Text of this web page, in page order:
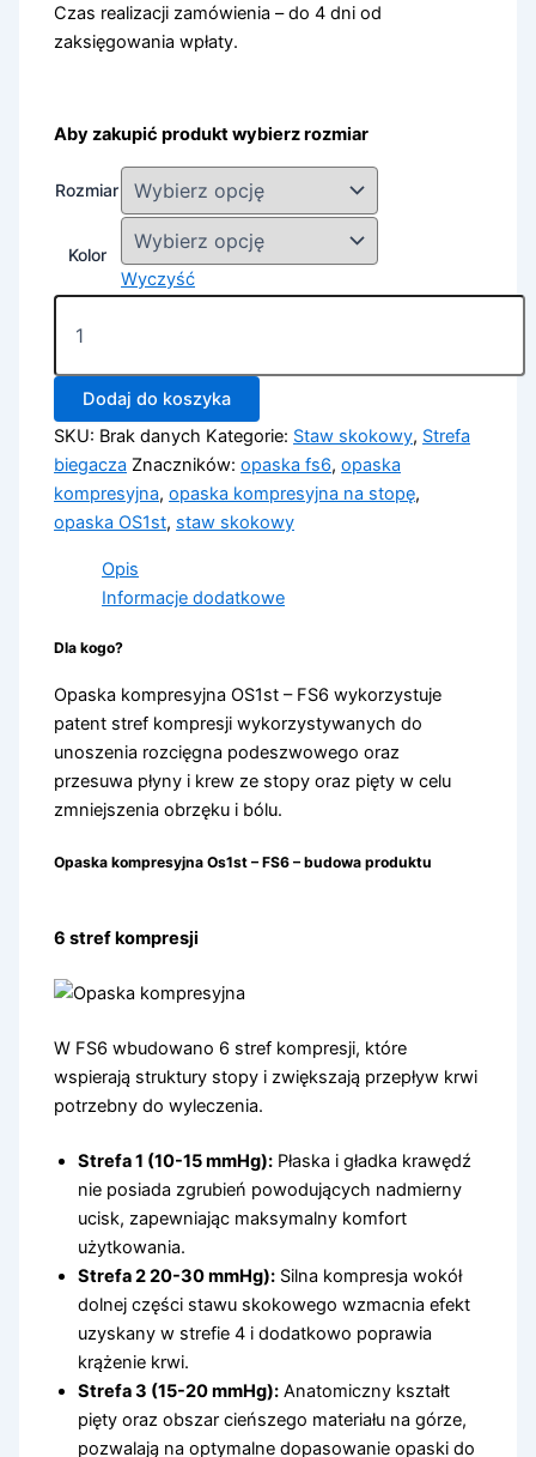
Czas realizacji zamówienia – do 4 dni od
zaksięgowania wpłaty.
Aby zakupić produkt wybierz rozmiar
Rozmiar
Kolor
Wyczyść
ilość
opaska
OS1st
FS6
Dodaj do koszyka
SKU: Brak danych Kategorie: Staw skokowy, Strefa
biegacza Znaczników:opaska fs6,opaska
kompresyjna,opaska kompresyjna na stopę,
opaska OS1st, staw skokowy
Opis
Informacje dodatkowe
Dla kogo?
Opaska kompresyjna OS1st – FS6 wykorzystuje
patent stref kompresji wykorzystywanych do
unoszenia rozcięgna podeszwowego oraz
przesuwa płyny i krew ze stopy oraz pięty w celu
zmniejszenia obrzęku i bólu.
Opaska kompresyjna Os1st – FS6 – budowa produktu
6 stref kompresji
W FS6 wbudowano 6 stref kompresji, które
wspierają struktury stopy i zwiększają przepływ krwi
potrzebny do wyleczenia.
Strefa 1 (10-15 mmHg): Płaska i gładka krawędź
nie posiada zgrubień powodujących nadmierny
ucisk, zapewniając maksymalny komfort
użytkowania.
Strefa 220-30 mmHg): Silna kompresja wokół
dolnej części stawu skokowego wzmacnia efekt
uzyskany w strefie 4 i dodatkowo poprawia
krążenie krwi.
Strefa 3 (15-20 mmHg): Anatomiczny kształt
pięty oraz obszar cieńszego materiału na górze,
pozwalają na optymalne dopasowanie opaski do